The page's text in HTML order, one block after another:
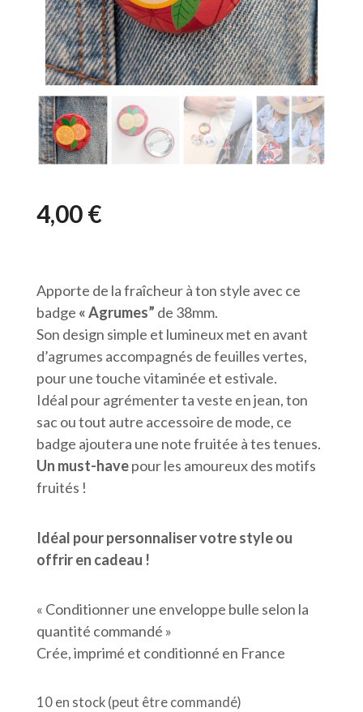
4,00€
Apporte de la fraîcheur à ton style avec ce
badge « Agrumes” de 38mm.
Son design simple et lumineux met en avant
d’agrumes accompagnés de feuilles vertes,
pour une touche vitaminée et estivale.
Idéal pour agrémenter ta veste en jean, ton
sac ou tout autre accessoire de mode, ce
badge ajoutera une note fruitée à tes tenues.
Un must-havepour les amoureux des motifs
fruités !
Idéal pour personnaliser votre style ou
offrir en cadeau !
« Conditionner une enveloppe bulle selon la
quantité commandé »
Crée, imprimé et conditionné en France
10 en stock (peut être commandé)